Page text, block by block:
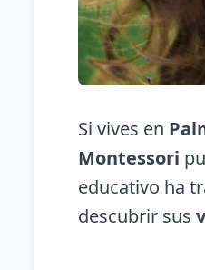
Si vives en
Montessori
educativo ha
descubrir sus